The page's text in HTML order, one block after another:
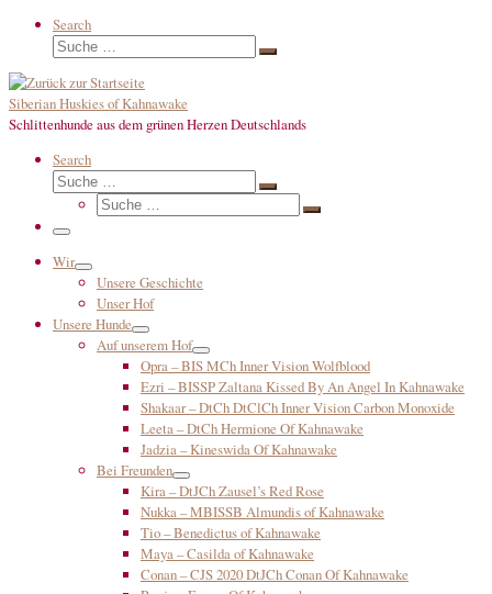
Search
Suche
Suche
Siberian Huskies of Kahnawake
Schlittenhunde aus dem grünen Herzen Deutschlands
Search
Suche
Suche
Suche
Suche
Menü
Wir
Unsere Geschichte
Unser Hof
Unsere Hunde
Auf unserem Hof
Opra – BIS MCh Inner Vision Wolfblood
Ezri – BISSP Zaltana Kissed By An Angel In Kahnawake
Shakaar – DtCh DtClCh Inner Vision Carbon Monoxide
Leeta – DtCh Hermione Of Kahnawake
Jadzia – Kineswida Of Kahnawake
Bei Freunden
Kira – DtJCh Zausel’s Red Rose
Nukka – MBISSB Almundis of Kahnawake
Tio – Benedictus of Kahnawake
Maya – Casilda of Kahnawake
Conan – CJS 2020 DtJCh Conan Of Kahnawake